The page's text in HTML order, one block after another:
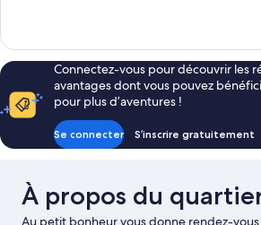
climatisation,
vue
jardin
le
type
de
chambre
Chambre
Deluxe,
jardin
Connectez-vous pour découvrir les
avantages dont vous pouvez
pour plus d’aventures !
Se connecter S’inscrire gratuitement
À propos du
Au petit bonheur vous donne rendez-